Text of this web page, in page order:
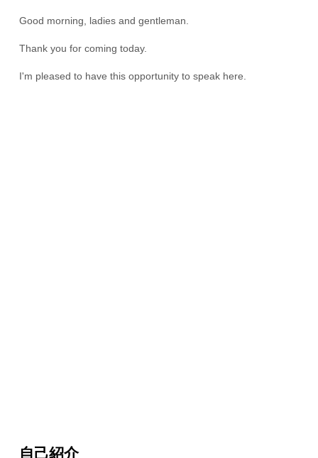
Good morning, ladies and gentleman.
Thank you for coming today.
I'm pleased to have this opportunity to speak here.
自己紹介